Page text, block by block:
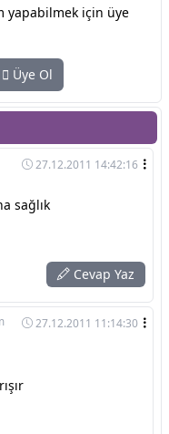
yapabilmek için üye
Üye Ol
27.12.2011 14:42:16
sağlık
Cevap Yaz
27.12.2011 11:14:30